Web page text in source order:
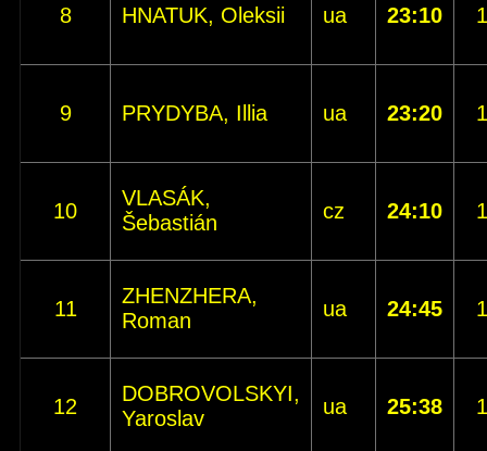
8 HNATUK, Oleksii ua 23:10
9 PRYDYBA, Illia ua 23:20
10
VLASÁK,
Šebastián
cz 24:10
11
ZHENZHERA,
Roman
ua 24:45
12
DOBROVOLSKYI,
Yaroslav
ua 25:38